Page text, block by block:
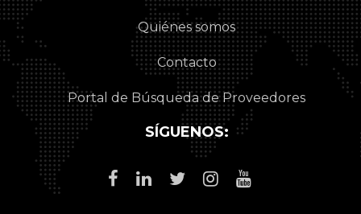
Quiénes somos
Contacto
Portal de Búsqueda de Proveedores
SÍGUENOS: